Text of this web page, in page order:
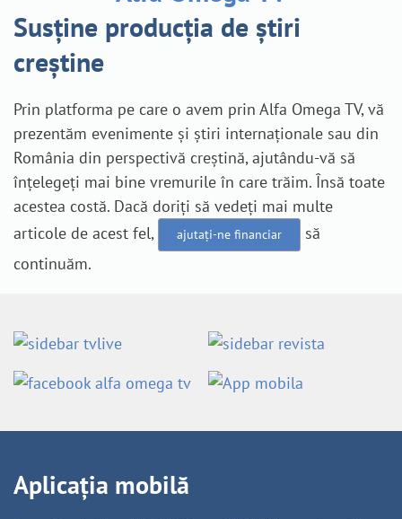
Susține producția de știri
creștine
Prin platforma pe care o avem prin Alfa Omega TV, vă
prezentăm evenimente și știri internaționale sau din
România din perspectivă creștină, ajutându-vă să
înțelegeți mai bine vremurile în care trăim. Însă toate
acestea costă. Dacă doriți să vedeți mai multe
articole de acest fel,
ajutați-ne financiar
să
continuăm.
Aplicația mobilă